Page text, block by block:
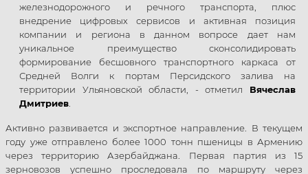
железнодорожного и речного транспорта, плюс
внедрение цифровых сервисов и активная позиция
компании и региона в данном вопросе дает нам
уникальное преимущество сконсолидировать
формирование бесшовного транспортного каркаса от
Средней Волги к портам Персидского залива на
территории Ульяновской области, - отметил Вячеслав
Дмитриев
Активно развивается и экспортное направление. В текущем
году уже отправлено более 1000 тонн пшеницы в Армению
через территорию Азербайджана. Первая партия из 15
зерновозов успешно проследовала по маршруту через